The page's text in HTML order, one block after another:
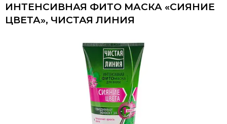
ИНТЕНСИВНАЯ ФИТО МАСКА «СИЯНИЕ
ЦВЕТА», ЧИСТАЯ ЛИНИЯ